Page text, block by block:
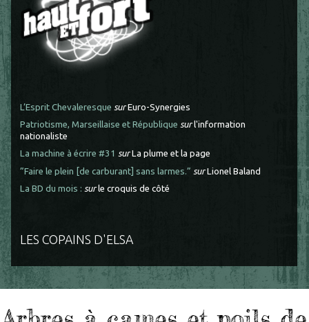
L’Esprit Chevaleresque surEuro-Synergies
Patriotisme, Marseillaise et République surl'information
nationaliste
La machine à écrire #31 surLa plume et la page
”Faire le plein [de carburant] sans larmes.” surLionel Baland
La BD du mois : surle croquis de côté
LES COPAINS D'ELSA